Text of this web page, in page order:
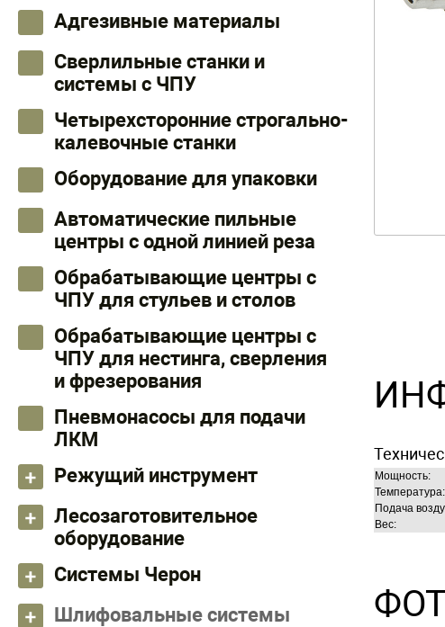
Адгезивные материалы
Сверлильные станки и
системы с ЧПУ
Четырехсторонние строгально-
калевочные станки
Оборудование для упаковки
Автоматические пильные
центры с одной линией реза
Обрабатывающие центры с
ЧПУ для стульев и столов
Обрабатывающие центры с
ЧПУ для нестинга, сверления
и фрезерования
Пневмонасосы для подачи
ЛКМ
Режущий инструмент
Лесозаготовительное
оборудование
Системы Черон
Шлифовальные системы
Мощность:
Температура:
Подача
Вес: